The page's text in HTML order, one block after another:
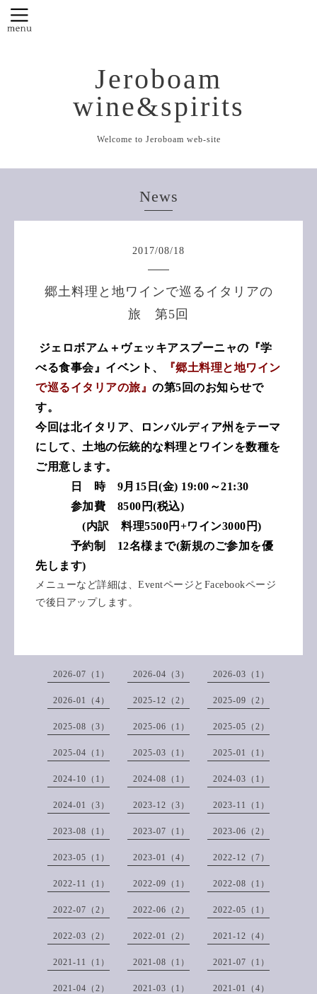
Jeroboam
wine&spirits
Welcome to Jeroboam web-site
News
2017/08/18
郷土料理と地ワインで巡るイタリアの
旅 第5回
ジェロボアム＋ヴェッキアスプーニャの『学
べる食事会』イベント、
『郷土料理と地ワイン
で巡るイタリアの旅』 の第5回のお知らせで
す。
今回は北イタリア、ロンバルディア州をテーマ
にして、土地の伝統的な料理とワインを数種を
ご用意します。
日 時 9月15日(金) 19:00～21:30
参加費 8500円(税込)
(内訳 料理5500円+ワイン3000円)
予約制 12名様まで(新規のご参加を優
先します)
メニューなど詳細は、EventページとFacebookページ
で後日アップします。
2026-07（1） 2026-04（3） 2026-03（1）
2026-01（4） 2025-12（2） 2025-09（2）
2025-08（3） 2025-06（1） 2025-05（2）
2025-04（1） 2025-03（1） 2025-01（1）
2024-10（1） 2024-08（1） 2024-03（1）
2024-01（3） 2023-12（3） 2023-11（1）
2023-08（1） 2023-07（1） 2023-06（2）
2023-05（1） 2023-01（4） 2022-12（7）
2022-11（1） 2022-09（1） 2022-08（1）
2022-07（2） 2022-06（2） 2022-05（1）
2022-03（2） 2022-01（2） 2021-12（4）
2021-11（1） 2021-08（1） 2021-07（1）
2021-04（2） 2021-03（1） 2021-01（4）